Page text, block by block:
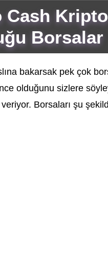
Cash
Borsalar
bakarsak pek çok
olduğunu sizlere
veriyor. Borsaları şu